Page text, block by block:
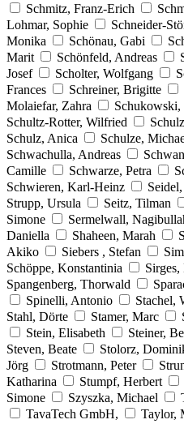
Schmitz, Franz-Erich
Lohmar, Sophie
Schneider-
Monika
Schönau, Gabi
Marit
Schönfeld, Andreas
Josef
Scholter, Wolfgang
Frances
Schreiner, Brigitte
Molaiefar, Zahra
Schukowski,
Schultz-Rotter, Wilfried
Schulz, Anica
Schulze,
Schwachulla, Andreas
Camille
Schwarze, Petra
Schwieren, Karl-Heinz
Strupp, Ursula
Seitz, Tilman
Simone
Sermelwall,
Daniella
Shaheen, Marah
Akiko
Siebers , Stefan
Schöppe, Konstantinia
Sirges,
Spangenberg, Thorwald
Spinelli, Antonio
Stachel,
Stahl, Dörte
Stamer, Marc
Stein, Elisabeth
Steiner,
Steven, Beate
Stolorz,
Jörg
Strotmann, Peter
Katharina
Stumpf, Herbert
Simone
Szyszka, Michael
TavaTech GmbH,
Taylor,